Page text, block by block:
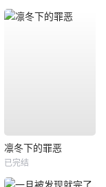
凛冬下的罪恶
已完结